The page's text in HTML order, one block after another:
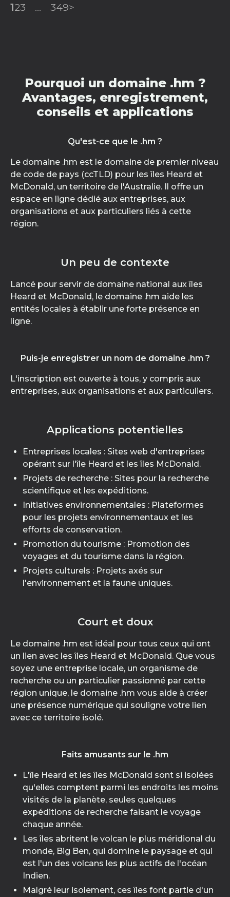
123 ... 349>
Pourquoi un domaine .hm ?
Avantages, enregistrement,
conseils et applications
Qu'est-ce que le .hm ?
Le domaine .hm est le domaine de premier niveau
de code de pays (ccTLD) pour les îles Heard et
McDonald, un territoire de l'Australie. Il offre un
espace en ligne dédié aux entreprises, aux
organisations et aux particuliers liés à cette
région.
Un peu de contexte
Lancé pour servir de domaine national aux îles
Heard et McDonald, le domaine .hm aide les
entités locales à établir une forte présence en
ligne.
Puis-je enregistrer un nom de domaine .hm ?
L'inscription est ouverte à tous, y compris aux
entreprises, aux organisations et aux particuliers.
Applications potentielles
Entreprises locales : Sites web d'entreprises
opérant sur l'île Heard et les îles McDonald.
Projets de recherche : Sites pour la recherche
scientifique et les expéditions.
Initiatives environnementales : Plateformes
pour les projets environnementaux et les
efforts de conservation.
Promotion du tourisme : Promotion des
voyages et du tourisme dans la région.
Projets culturels : Projets axés sur
l'environnement et la faune uniques.
Court et doux
Le domaine .hm est idéal pour tous ceux qui ont
un lien avec les îles Heard et McDonald. Que vous
soyez une entreprise locale, un organisme de
recherche ou un particulier passionné par cette
région unique, le domaine .hm vous aide à créer
une présence numérique qui souligne votre lien
avec ce territoire isolé.
Faits amusants sur le .hm
L'île Heard et les îles McDonald sont si isolées
qu'elles comptent parmi les endroits les moins
visités de la planète, seules quelques
expéditions de recherche faisant le voyage
chaque année.
Les îles abritent le volcan le plus méridional du
monde, Big Ben, qui domine le paysage et qui
est l'un des volcans les plus actifs de l'océan
Indien.
Malgré leur isolement, ces îles font partie d'un